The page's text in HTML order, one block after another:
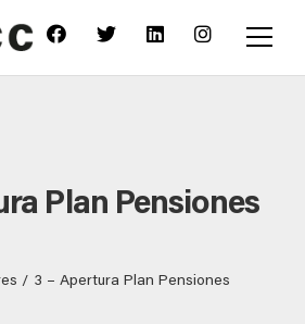
Plan Pensiones
3 – Apertura Plan Pensiones